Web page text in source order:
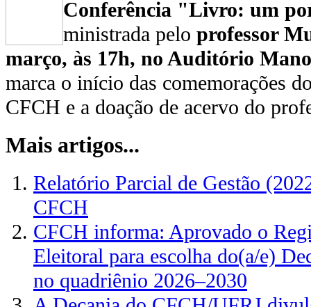
Conferência "Livro: um
ministrada pelo professor
março, às 17h, no Auditório
marca o início das comemorações
CFCH e a doação de acervo do
Mais artigos...
Relatório Parcial de Gestão
CFCH
CFCH informa: Aprovado o
Eleitoral para escolha do(a/e)
no quadriênio 2026–2030